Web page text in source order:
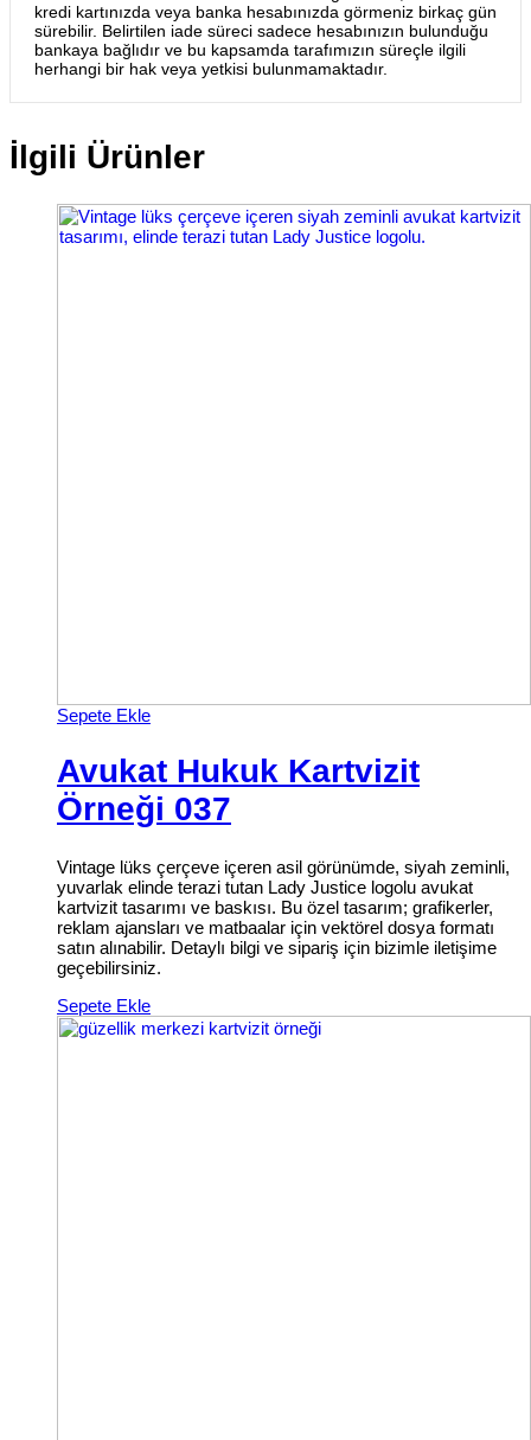
kredi kartınızda veya banka hesabınızda görmeniz birkaç gün
sürebilir. Belirtilen iade süreci sadece hesabınızın bulunduğu
bankaya bağlıdır ve bu kapsamda tarafımızın süreçle ilgili
herhangi bir hak veya yetkisi bulunmamaktadır.
İlgili Ürünler
Sepete Ekle
Avukat Hukuk Kartvizit
Örneği 037
Vintage lüks çerçeve içeren asil görünümde, siyah zeminli,
yuvarlak elinde terazi tutan Lady Justice logolu avukat
kartvizit tasarımı ve baskısı. Bu özel tasarım; grafikerler,
reklam ajansları ve matbaalar için vektörel dosya formatı
satın alınabilir. Detaylı bilgi ve sipariş için bizimle iletişime
geçebilirsiniz.
Sepete Ekle